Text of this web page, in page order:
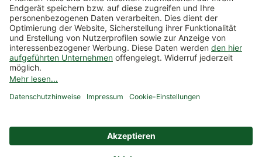
*Alle Preise inkl. gesetzlicher Mehrwertsteuer zzgl.Versand
Mindestbestellwert 14,90 €, ausgenommen sind Gutscheine und
Events.
Widerrufsrecht Datenschutz